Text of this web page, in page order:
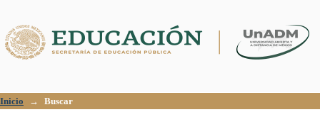
Inicio → Buscar